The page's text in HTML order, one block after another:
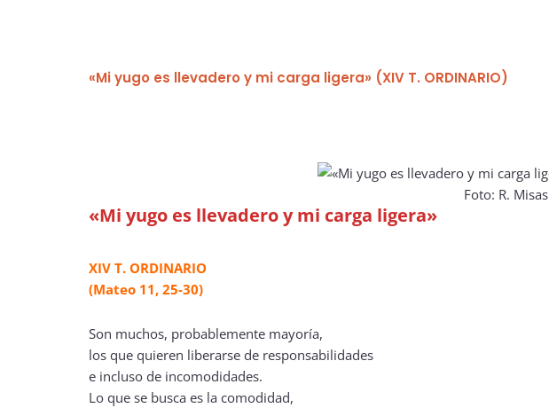
«Mi yugo es llevadero y mi carga ligera» (XIV T. ORDINARIO)
Foto: R. Misas
«Mi yugo es llevadero y mi carga ligera»
XIV T. ORDINARIO
(Mateo 11, 25-30)
Son muchos, probablemente mayoría,
los que quieren liberarse de responsabilidades
e incluso de incomodidades.
Lo que se busca es la comodidad,